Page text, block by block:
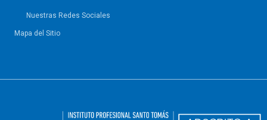
Nuestras Redes Sociales
Mapa del Sitio